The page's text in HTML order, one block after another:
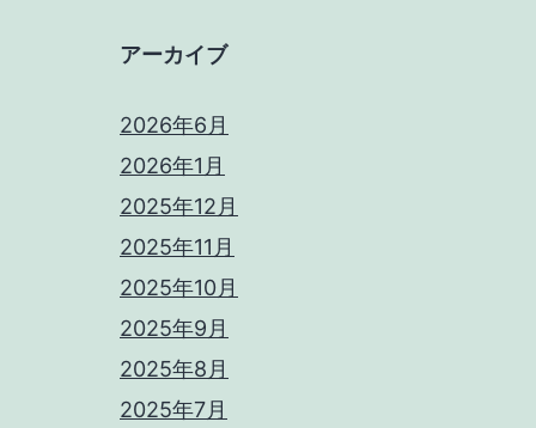
アーカイブ
2026年6月
2026年1月
2025年12月
2025年11月
2025年10月
2025年9月
2025年8月
2025年7月